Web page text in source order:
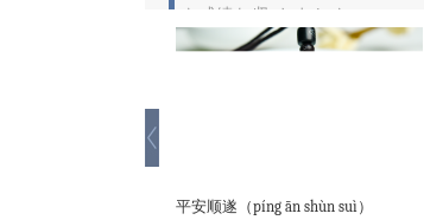
な成績を 収 め ま し た 。
平安顺遂（píng ān shùn suì）